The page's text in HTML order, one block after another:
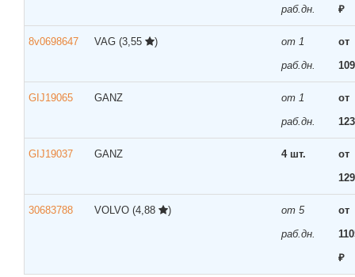
раб.дн.
₽
8v0698647 VAG (3,55 )
от 1
раб.дн.
от
GIJ19065 GANZ
от 1
раб.дн.
от
GIJ19037 GANZ 4 шт.
от
30683788 VOLVO (4,88 )
от 5
раб.дн.
от
₽